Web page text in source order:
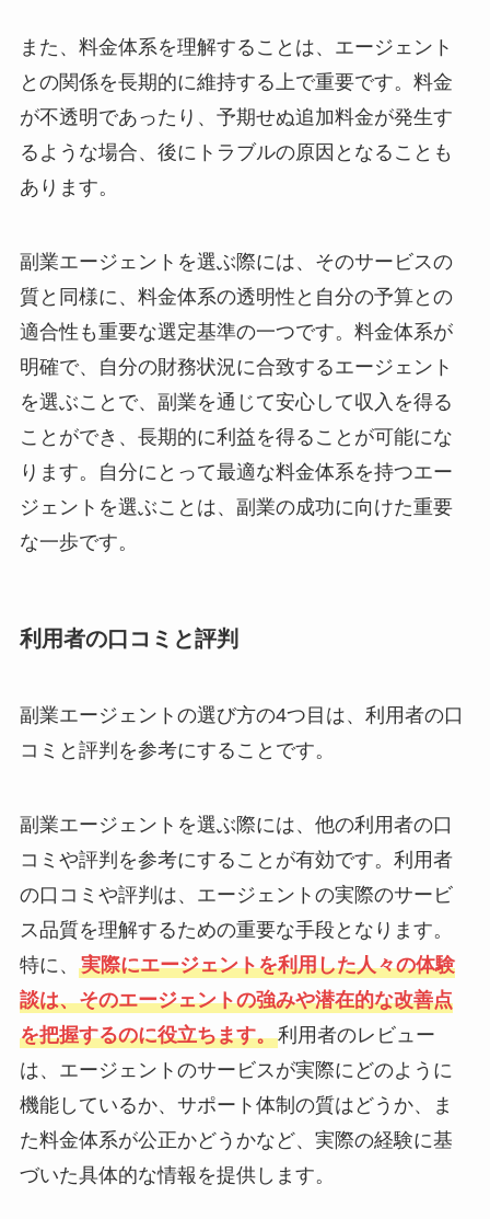
また、料金体系を理解することは、エージェント
との関係を長期的に維持する上で重要です。料金
が不透明であったり、予期せぬ追加料金が発生す
るような場合、後にトラブルの原因となることも
あります。
副業エージェントを選ぶ際には、そのサービスの
質と同様に、料金体系の透明性と自分の予算との
適合性も重要な選定基準の一つです。料金体系が
明確で、自分の財務状況に合致するエージェント
を選ぶことで、副業を通じて安心して収入を得る
ことができ、長期的に利益を得ることが可能にな
ります。自分にとって最適な料金体系を持つエー
ジェントを選ぶことは、副業の成功に向けた重要
な一歩です。
利用者の口コミと評判
副業エージェントの選び方の4つ目は、利用者の口
コミと評判を参考にすることです。
副業エージェントを選ぶ際には、他の利用者の口
コミや評判を参考にすることが有効です。利用者
の口コミや評判は、エージェントの実際のサービ
ス品質を理解するための重要な手段となります。
特に、 実際にエージェントを利用した人々の体験
談は、そのエージェントの強みや潜在的な改善点
を把握するのに役立ちます。利用者のレビュー
は、エージェントのサービスが実際にどのように
機能しているか、サポート体制の質はどうか、ま
た料金体系が公正かどうかなど、実際の経験に基
づいた具体的な情報を提供します。